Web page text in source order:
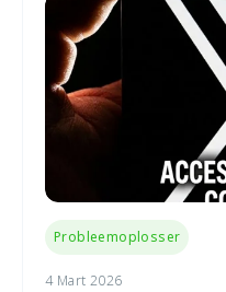
Probleemoplosser
4 Mart 2026